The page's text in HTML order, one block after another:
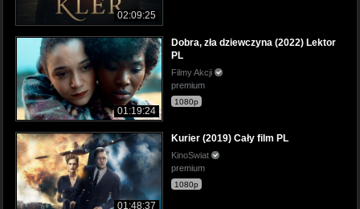
02:09:25
01:19:24
Dobra, zła dziewczyna (2022) Lektor
PL
Filmy Akcji
premium
1080p
01:48:37
Kurier (2019) Cały film PL
KinoSwiat
premium
1080p